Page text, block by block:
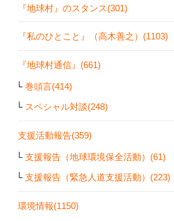
『地球村』のスタンス(301)
『私のひとこと』（高木善之）(1103)
『地球村通信』(661)
巻頭言(414)
スペシャル対談(248)
支援活動報告(359)
支援報告（地球環境保全活動）(61)
支援報告（緊急人道支援活動）(223)
環境情報(1150)